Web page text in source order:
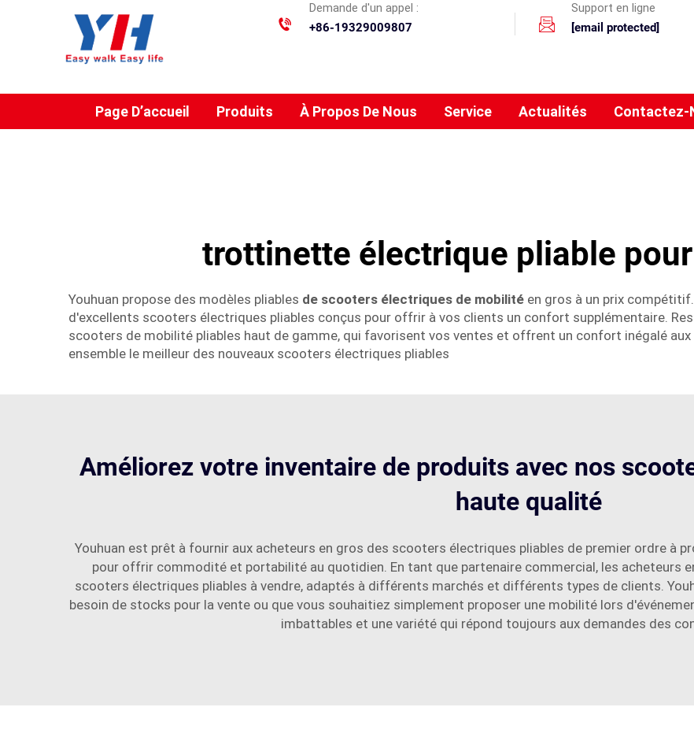
Demande d'un appel :
+86-19329009807
Support en ligne
[email protected]
Page D’accueil Produits À Propos De Nous Service Actualités Contactez-
trottinette électrique pliable
Youhuan propose des modèles pliables de scooters électriques de mobilité en gros à un prix
d'excellents scooters électriques pliables conçus pour offrir à vos clients un confort supplémentaire.
scooters de mobilité pliables haut de gamme, qui favorisent vos ventes et offrent un confort inégalé aux
ensemble le meilleur des nouveaux scooters électriques pliables
Améliorez votre inventaire de produits avec nos
haute qualité
Youhuan est prêt à fournir aux acheteurs en gros des scooters électriques pliables de premier ordre à
pour offrir commodité et portabilité au quotidien. En tant que partenaire commercial, les acheteurs
scooters électriques pliables à vendre, adaptés à différents marchés et différents types de clients.
besoin de stocks pour la vente ou que vous souhaitiez simplement proposer une mobilité lors
imbattables et une variété qui répond toujours aux demandes des